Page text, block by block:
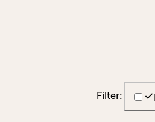
Filter: